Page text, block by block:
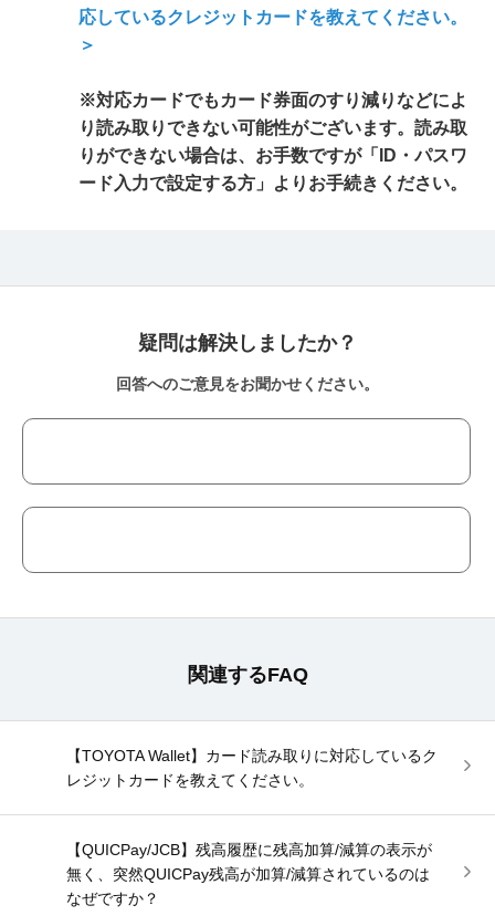
応しているクレジットカードを教えてください。
＞
※対応カードでもカード券面のすり減りなどによ
り読み取りできない可能性がございます。読み取
りができない場合は、お手数ですが「ID・パスワ
ード入力で設定する方」よりお手続きください。
疑問は解決しましたか？
回答へのご意見をお聞かせください。
関連するFAQ
【TOYOTA Wallet】カード読み取りに対応しているク
レジットカードを教えてください。
【QUICPay/JCB】残高履歴に残高加算/減算の表示が
無く、突然QUICPay残高が加算/減算されているのは
なぜですか？